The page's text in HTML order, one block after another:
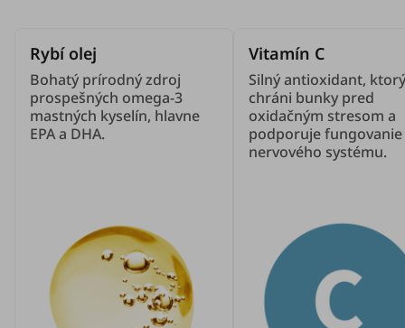
Rybí olej
Bohatý prírodný zdroj
prospešných omega-3
mastných kyselín, hlavne
EPA a DHA.
Vitamín C
Silný antioxidant, ktorý
chráni bunky pred
oxidačným stresom a
podporuje fungovanie
nervového systému.